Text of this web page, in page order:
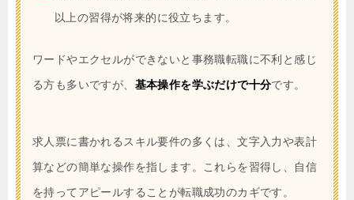
以上の習得が将来的に役立ちます。
ワードやエクセルができないと事務職転職に不利と感じ
る方も多いですが、 基本操作を学ぶだけで十分です。
求人票に書かれるスキル要件の多くは、文字入力や表計
算などの簡単な操作を指します。これらを習得し、自信
を持ってアピールすることが転職成功のカギです。